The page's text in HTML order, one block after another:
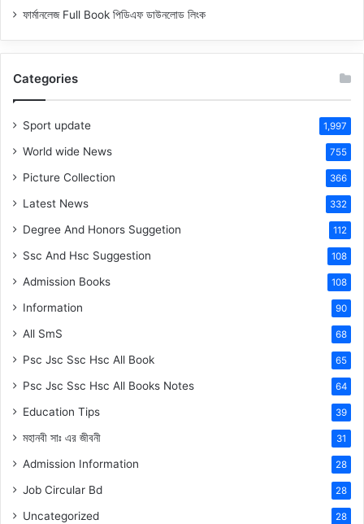
ফার্মানলেজ Full Book পিডিএফ ডাউনলোড লিংক
Categories
Sport update 1,997
World wide News 755
Picture Collection 366
Latest News 332
Degree And Honors Suggetion 112
Ssc And Hsc Suggestion 108
Admission Books 108
Information 90
All SmS 68
Psc Jsc Ssc Hsc All Book 65
Psc Jsc Ssc Hsc All Books Notes 64
Education Tips 39
মহানবী সাঃ এর জীবনী 31
Admission Information 28
Job Circular Bd 28
Uncategorized 28